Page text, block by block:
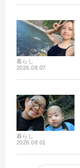
暮らし
2026.08.07
暮らし
2026.08.01